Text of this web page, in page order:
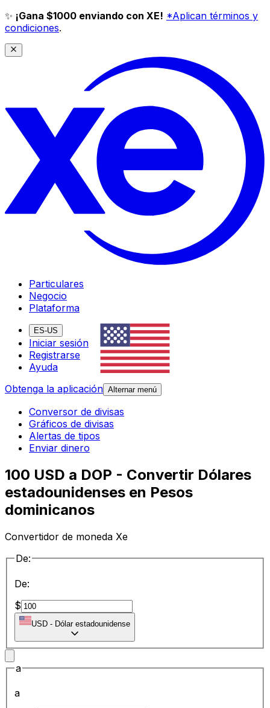
✨ ¡Gana $1000 enviando con XE! *Aplican términos y
condiciones.
Particulares
Negocio
Plataforma
ES-US
Iniciar sesión
Registrarse
Ayuda
Obtenga la aplicación Alternar menú
Conversor de divisas
Gráficos de divisas
Alertas de tipos
Enviar dinero
100 USD a DOP - Convertir Dólares
estadounidenses en Pesos
dominicanos
Convertidor de moneda Xe
De:
De:
$
USD - Dólar estadounidense
a
a